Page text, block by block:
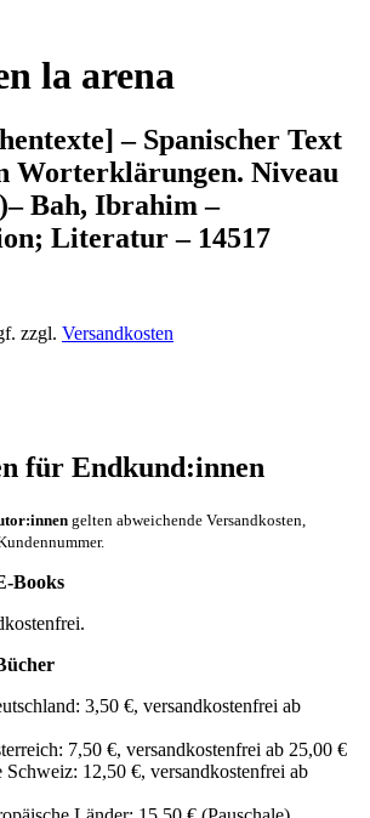
la arena
– Spanischer Text
Worterklärungen. Niveau
Bah, Ibrahim –
Literatur – 14517
zzgl. Versandkosten
für Endkund:innen
gelten abweichende Versandkosten,
Books
3,50 €, versandkostenfrei ab
7,50 €, versandkostenfrei ab 25,00 €
Schweiz: 12,50 €, versandkostenfrei ab